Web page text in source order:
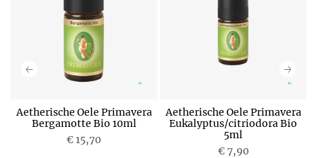
Aetherische Oele Primavera
Bergamotte Bio 10ml
€ 15,70
Aetherische Oele Primavera
Eukalyptus/citriodora Bio
5ml
€ 7,90